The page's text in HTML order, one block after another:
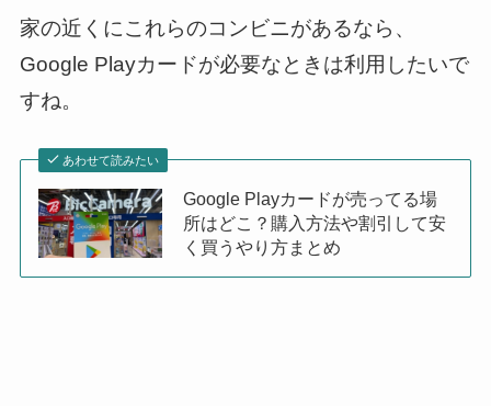
家の近くにこれらのコンビニがあるなら、
Google Playカードが必要なときは利用したいで
すね。
あわせて読みたい
Google Playカードが売ってる場
所はどこ？購入方法や割引して安
く買うやり方まとめ